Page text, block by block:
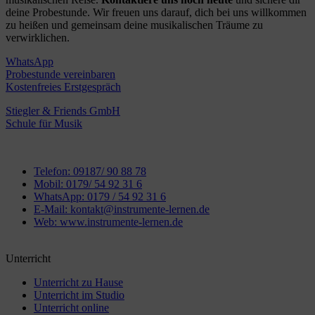
deine Probestunde. Wir freuen uns darauf, dich bei uns willkommen
zu heißen und gemeinsam deine musikalischen Träume zu
verwirklichen.
WhatsApp
Probestunde vereinbaren
Kostenfreies Erstgespräch
Stiegler & Friends GmbH
Schule für Musik
Telefon: 09187/ 90 88 78
Mobil: 0179/ 54 92 31 6
WhatsApp: 0179 / 54 92 31 6
E-Mail: kontakt@instrumente-lernen.de
Web: www.instrumente-lernen.de
Unterricht
Unterricht zu Hause
Unterricht im Studio
Unterricht online